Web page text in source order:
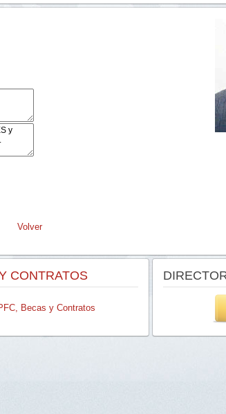
Volver
CONTRATOS
Becas y Contratos